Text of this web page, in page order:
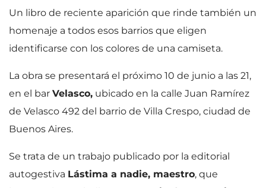
Un libro de reciente aparición que rinde también un
homenaje a todos esos barrios que eligen
identificarse con los colores de una camiseta.
La obra se presentará el próximo 10 de junio a las 21,
en el bar Velasco, ubicado en la calle Juan Ramírez
de Velasco 492 del barrio de Villa Crespo, ciudad de
Buenos Aires.
Se trata de un trabajo publicado por la editorial
autogestiva Lástima a nadie, maestro, que